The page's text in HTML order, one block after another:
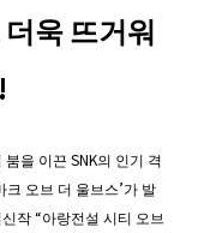
욱 뜨거워
!
을 이끈 SNK의 인기 격
크 오브 더 울브스’가 발
작 “아랑전설 시티 오브